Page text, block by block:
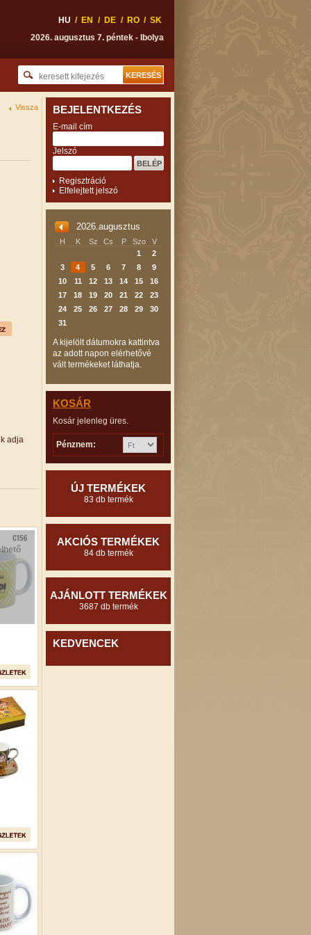
HU / EN / DE / RO / SK
2026. augusztus 7. péntek - Ibolya
Vissza
adja
BEJELENTKEZÉS
E-mail cím
Jelszó
Regisztráció
Elfelejtett jelszó
2026.augusztus
H K Sz Cs P Szo
V
1
2
3
4 5 6 7 8
9
10
11 12 13 14 15
16
17
18 19 20 21 22
23
24
25 26 27 28 29
30
31
A kijelölt dátumokra kattintva
az adott napon elérhetővé
vált termékeket láthatja.
KOSÁR
Kosár jelenleg üres.
Pénznem:
ÚJ TERMÉKEK
83 db termék
AKCIÓS TERMÉKEK
84 db termék
AJÁNLOTT TERMÉKEK
3687 db termék
KEDVENCEK